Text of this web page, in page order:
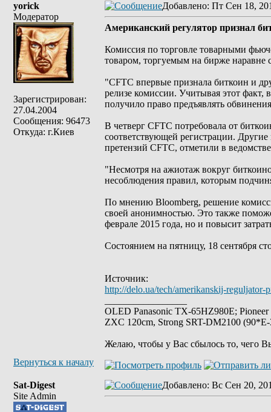
yorick
Модератор
Зарегистрирован:
27.04.2004
Сообщения: 96473
Откуда: г.Киев
Добавлено: Пт Сен 18,
Американский регулятор признал
Комиссия по торговле товарными
товаром, торгуемым на бирже наравне
"CFTC впервые признала биткоин и
релизе комиссии. Учитывая этот факт,
получило право предъявлять
В четверг CFTC потребовала от
соответствующей регистрации.
претензий CFTC, отметили в
"Несмотря на ажиотаж вокруг
несоблюдения правил, которым
По мнению Bloomberg, решение
своей анонимностью. Это также
феврале 2015 года, но и повысит
Состоянием на пятницу, 18 сентября
Источник:
http://delo.ua/tech/amerikanskij-
OLED Panasonic TX-65HZ980E;
ZXC 120cm, Strong SRT-DM2100
Желаю, чтобы у Вас сбылось то, чего
Вернуться к началу
Sat-Digest
Site Admin
Добавлено: Вс Сен 20,